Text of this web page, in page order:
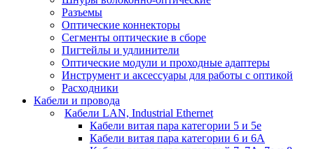
Разъемы
Оптические коннекторы
Сегменты оптические в сборе
Пигтейлы и удлинители
Оптические модули и проходные адаптеры
Инструмент и аксессуары для работы с оптикой
Расходники
Кабели и провода
Кабели LAN, Industrial Ethernet
Кабели витая пара категории 5 и 5е
Кабели витая пара категории 6 и 6A